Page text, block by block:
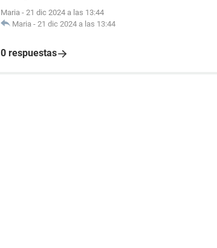
Maria - 21 dic 2024 a las 13:44
Maria - 21 dic 2024 a las 13:44
0 respuestas